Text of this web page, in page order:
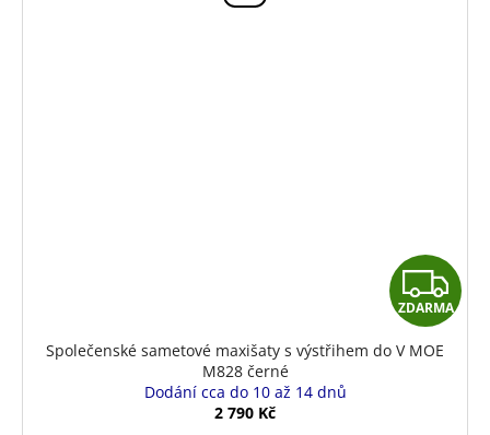
Z
D
ZDARMA
Společenské sametové maxišaty s výstřihem do V MOE
M828 černé
Dodání cca do 10 až 14 dnů
2 790 Kč